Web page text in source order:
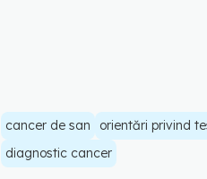
cancer de san orientări privind
diagnostic cancer